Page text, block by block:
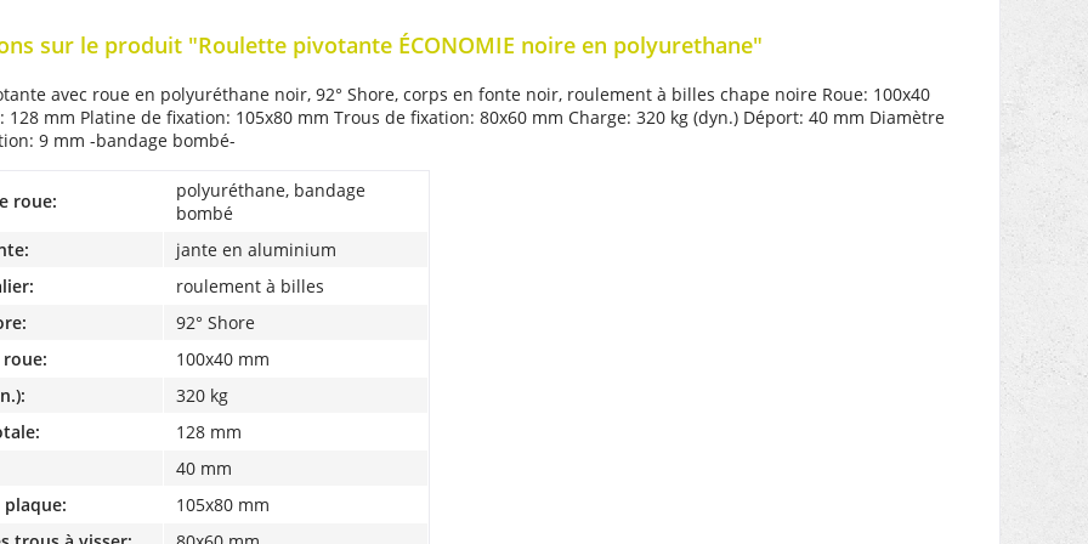
sur le produit "Roulette pivotante ÉCONOMIE noire en polyurethane"
avec roue en polyuréthane noir, 92° Shore, corps en fonte noir, roulement à billes chape noire Roue: 100x40
128 mm Platine de fixation: 105x80 mm Trous de fixation: 80x60 mm Charge: 320 kg (dyn.) Déport: 40 mm Diamètre
9 mm -bandage bombé-
roue:
polyuréthane, bandage
bombé
jante en aluminium
roulement à billes
92° Shore
100x40 mm
320 kg
128 mm
40 mm
plaque:
105x80 mm